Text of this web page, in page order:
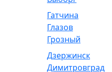
Гатчина
Глазов
Грозный
Дзержинск
Димитровград